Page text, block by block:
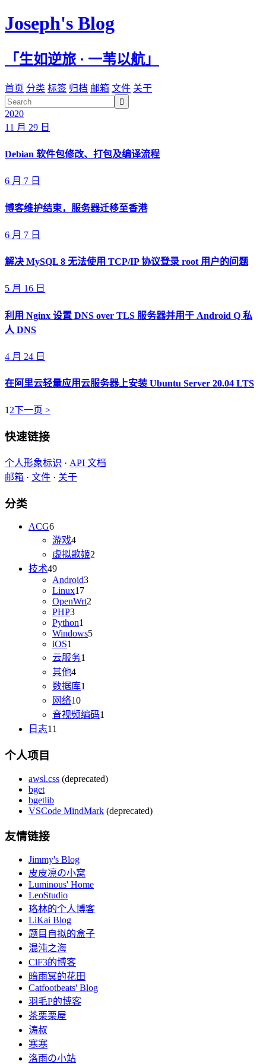
Joseph's Blog
「生如逆旅 · 一苇以航」
首页 分类 标签 归档 邮箱 文件 关于

2020
11 月 29 日
Debian 软件包修改、打包及编译流程
6 月 7 日
博客维护结束，服务器迁移至香港
6 月 7 日
解决 MySQL 8 无法使用 TCP/IP 协议登录 root 用户的问题
5 月 16 日
利用 Nginx 设置 DNS over TLS 服务器并用于 Android Q 私
人 DNS
4 月 24 日
在阿里云轻量应用云服务器上安装 Ubuntu Server 20.04 LTS
12下一页 >
快速链接
个人形象标识 · API 文档
邮箱 · 文件 · 关于
分类
ACG6
游戏4
虚拟歌姬2
技术49
Android3
Linux17
OpenWrt2
PHP3
Python1
Windows5
iOS1
云服务1
其他4
数据库1
网络10
音视频编码1
日志11
个人项目
awsl.css (deprecated)
bget
bgetlib
VSCode MindMark (deprecated)
友情链接
Jimmy's Blog
皮皮凛の小窝
Luminous' Home
LeoStudio
珞林的个人博客
LiKai Blog
题目自拟的盒子
混沌之海
ClF3的博客
暗雨冥的花田
Catfootbeats' Blog
羽毛P的博客
茶栗栗屋
涛叔
寒寒
洛雨の小站